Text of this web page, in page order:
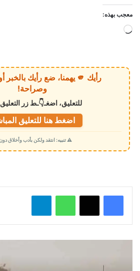
معجب بهذه:
ي
م
ي
رأيك 🫵 يهمنا، ضع رأيك
وصراحة!
للتعليق، اضغـ👇ـط زر
اضغط هنا للتعليق
⚠️ تنبيه: انتقد ولكن بأدب وأخلاق
واتساب